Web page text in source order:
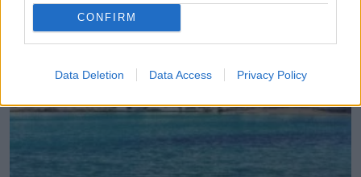
CONFIRM
Data Deletion Data Access Privacy Policy